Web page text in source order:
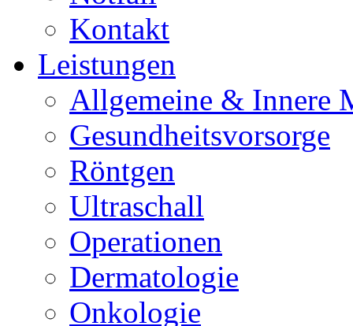
Kontakt
Leistungen
Allgemeine & Innere
Gesundheitsvorsorge
Röntgen
Ultraschall
Operationen
Dermatologie
Onkologie